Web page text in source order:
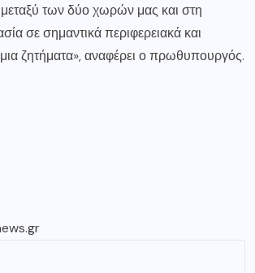
των δύο χωρών μας και στη
σε σημαντικά περιφερειακά και
ζητήματα», αναφέρει ο πρωθυπουργός.